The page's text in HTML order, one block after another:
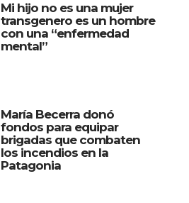
Mi hijo no es una mujer
transgenero es un hombre
con una “enfermedad
mental”
María Becerra donó
fondos para equipar
brigadas que combaten
los incendios en la
Patagonia